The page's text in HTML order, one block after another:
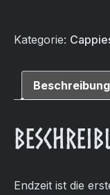
Menge
Kategorie:
Beschreibung
Endzeit ist die